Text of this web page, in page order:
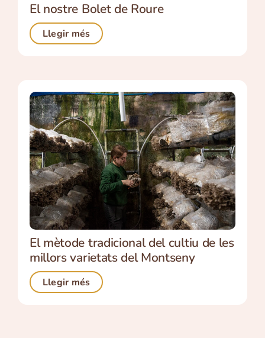
El nostre Bolet de Roure
Llegir més
El mètode tradicional del cultiu de les
millors varietats del Montseny
Llegir més